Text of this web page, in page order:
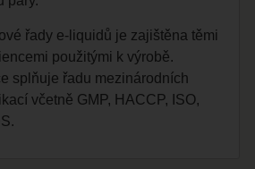
řady e-liquidů je zajištěna těmi
použitými k výrobě.
splňuje řadu mezinárodních
včetně GMP, HACCP, ISO,